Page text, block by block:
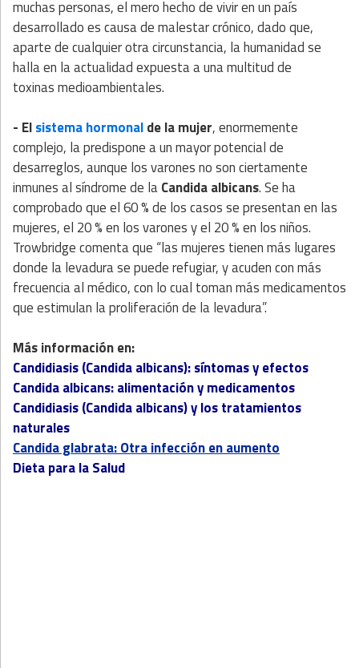
muchas personas, el mero hecho de vivir en un país
desarrollado es causa de malestar crónico, dado que,
aparte de cualquier otra circunstancia, la humanidad se
halla en la actualidad expuesta a una multitud de
toxinas medioambientales.
- Elsistema hormonalde la mujer, enormemente
complejo, la predispone a un mayor potencial de
desarreglos, aunque los varones no son ciertamente
inmunes al síndrome de laCandida albicans. Se ha
comprobado que el 60 % de los casos se presentan en las
mujeres, el 20 % en los varones y el 20 % en los niños.
Trowbridge comenta que “las mujeres tienen más lugares
donde la levadura se puede refugiar, y acuden con más
frecuencia al médico, con lo cual toman más medicamentos
que estimulan la proliferación de la levadura”.
Más información en:
Candidiasis (Candida albicans): síntomas y efectos
Candida albicans: alimentación y medicamentos
Candidiasis (Candida albicans) y los tratamientos
naturales
Candida glabrata: Otra infección en aumento
Dieta para la Salud